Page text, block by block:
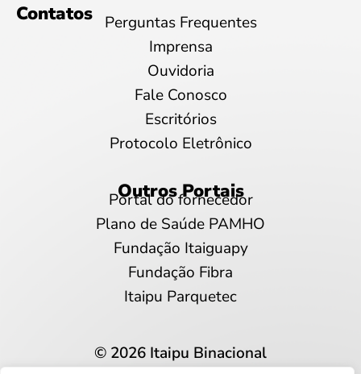
Contatos
Perguntas Frequentes
Imprensa
Ouvidoria
Fale Conosco
Escritórios
Protocolo Eletrônico
Outros Portais
Portal do fornecedor
Plano de Saúde PAMHO
Fundação Itaiguapy
Fundação Fibra
Itaipu Parquetec
© 2026 Itaipu Binacional